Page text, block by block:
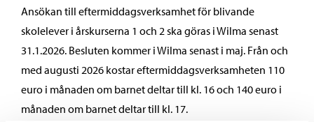
Ansökan till eftermiddagsverksamhet för blivande
skolelever i årskurserna 1 och 2 ska göras i Wilma senast
31.1.2026. Besluten kommer i Wilma senast i maj. Från och
med augusti 2026 kostar eftermiddagsverksamheten 110
euro i månaden om barnet deltar till kl. 16 och 140 euro i
månaden om barnet deltar till kl. 17.